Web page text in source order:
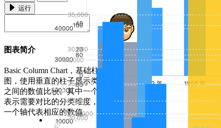
运行
图表简介
Basic Column Chart，基础柱状
图，使用垂直的柱子显示类别
之间的数值比较。其中一个轴
表示需要对比的分类维度，另
一个轴代表相应的数值。